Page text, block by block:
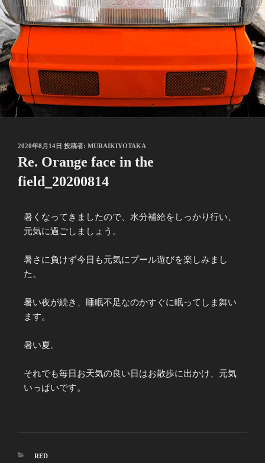
2020年8月14日 投稿者: MURAIKIYOTAKA
Re. Orange face in the
field_20200814
暑くなってきましたので、水分補給をしっかり行い、
元気に過ごしましょう。
暑さに負けず今日も元気にプール遊びを楽しみまし
た。
暑い夜が続き、睡眠不足なのかすぐに眠ってしま舞い
ます。
暑い夏。
それでも毎日お天気の良い日はお散歩に出かけ、元気
いっぱいです。
RED